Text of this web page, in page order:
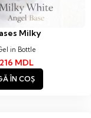
Milky
in Bottle
216 MDL
ÎN COȘ